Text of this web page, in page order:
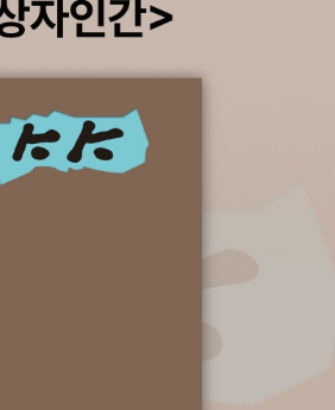
외로웠을 그 순간, 손을 내밀어 주는 단
는 따듯이 손을 내밀어 주는 바로 그 순간
의 모습이 그려진다. 원인을 제공했다는
화살을 내리꽂는 것은 정당하지 않다. 작
서에겐 자신의 마음을 가장 잘 알아주는 재
혜서는 이제 지원이의 아픔을 다독여 줄